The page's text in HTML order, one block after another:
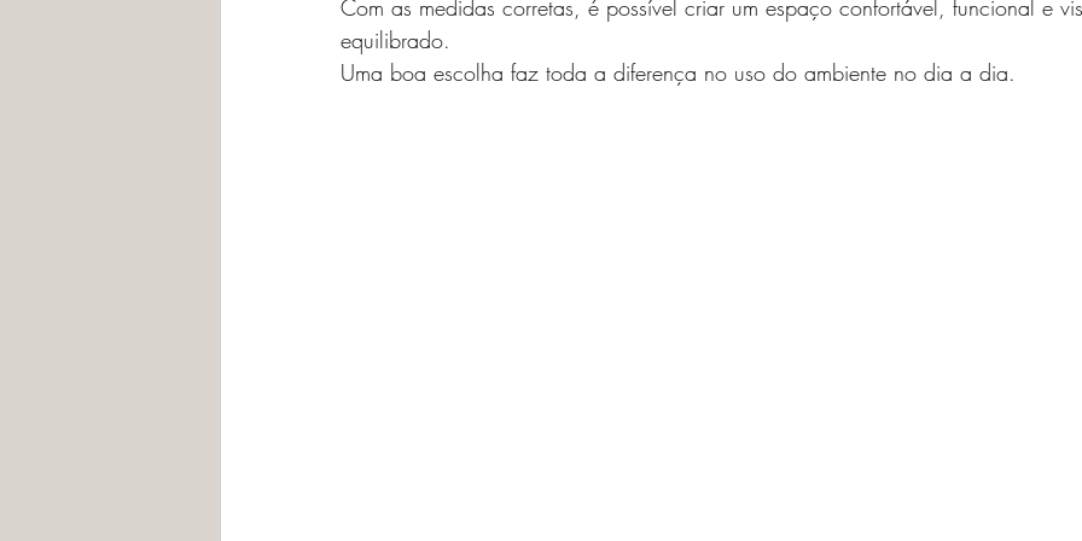
Com as medidas corretas, é possível criar um espaço confortável, funcional e
equilibrado.
Uma boa escolha faz toda a diferença no uso do ambiente no dia a dia.